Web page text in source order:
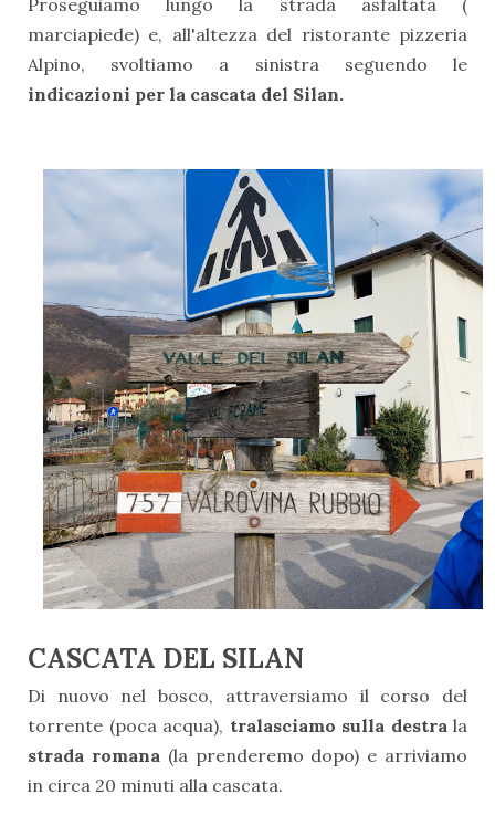
Proseguiamo lungo la strada asfaltata (
marciapiede) e, all'altezza del ristorante pizzeria
Alpino, svoltiamo a sinistra seguendo le
indicazioni per la cascata del Silan.
CASCATA DEL SILAN
Di nuovo nel bosco, attraversiamo il corso del
torrente (poca acqua), tralasciamo sulla destra la
strada romana (la prenderemo dopo) e arriviamo
in circa 20 minuti alla cascata.